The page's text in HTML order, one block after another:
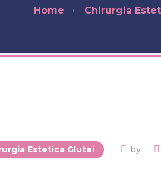
Home Chirurgia
Estetica Glutei by